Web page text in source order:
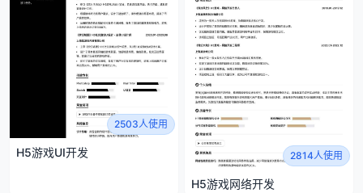
2503人使用
H5游戏UI开发 2814人使用
H5游戏网络开发